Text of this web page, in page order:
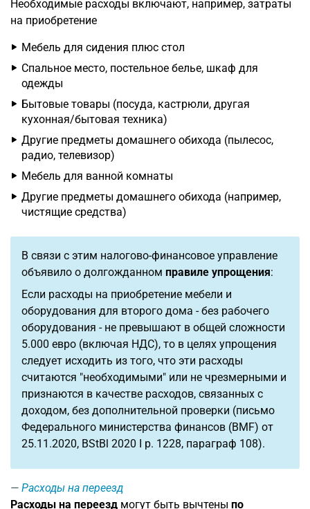
Необходимые расходы включают, например, затраты
на приобретение
Мебель для сидения плюс стол
Спальное место, постельное белье, шкаф для
одежды
Бытовые товары (посуда, кастрюли, другая
кухонная/бытовая техника)
Другие предметы домашнего обихода (пылесос,
радио, телевизор)
Мебель для ванной комнаты
Другие предметы домашнего обихода (например,
чистящие средства)
В связи с этим налогово-финансовое управление
объявило о долгожданном правиле упрощения:
Если расходы на приобретение мебели и
оборудования для второго дома - без рабочего
оборудования - не превышают в общей сложности
5.000 евро (включая НДС), то в целях упрощения
следует исходить из того, что эти расходы
считаются "необходимыми" или не чрезмерными и
признаются в качестве расходов, связанных с
доходом, без дополнительной проверки (письмо
Федерального министерства финансов (BMF) от
25.11.2020, BStBl 2020 I p. 1228, параграф 108).
Расходы на переезд
Расходы на переезд могут быть вычтены по